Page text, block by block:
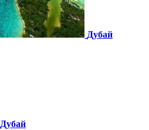
Дубай
Дубай